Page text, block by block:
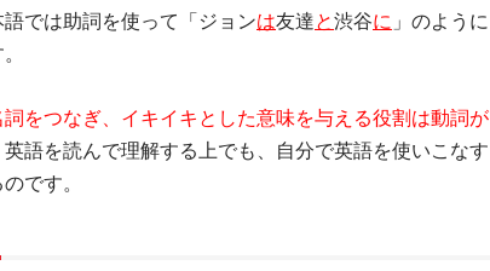
では助詞を使って「ジョンは友達と渋谷に 」のように
をつなぎ、イキイキとした意味を与える役割は動詞が
英語を読んで理解する上でも、自分で英語を使いこなす
です。